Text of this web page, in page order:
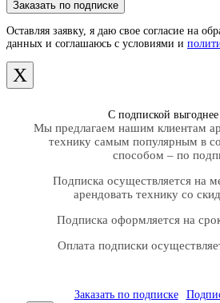
Оставляя заявку, я даю свое согласие на
данных и соглашаюсь с условиями и
X
С подпиской выгоднее
Мы предлагаем нашим клиентам
технику самым популярным в
способом – по
Подписка осуществляется на
арендовать технику со
Подписка оформляется на
Оплата подписки
Заказать по подписке